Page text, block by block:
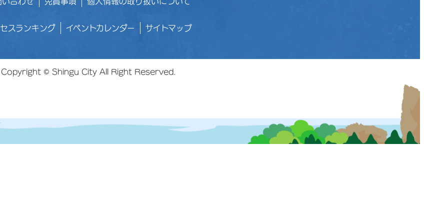
スランキング イベントカレンダー サイトマップ
Copyright © Shingu City All Right Reserved.